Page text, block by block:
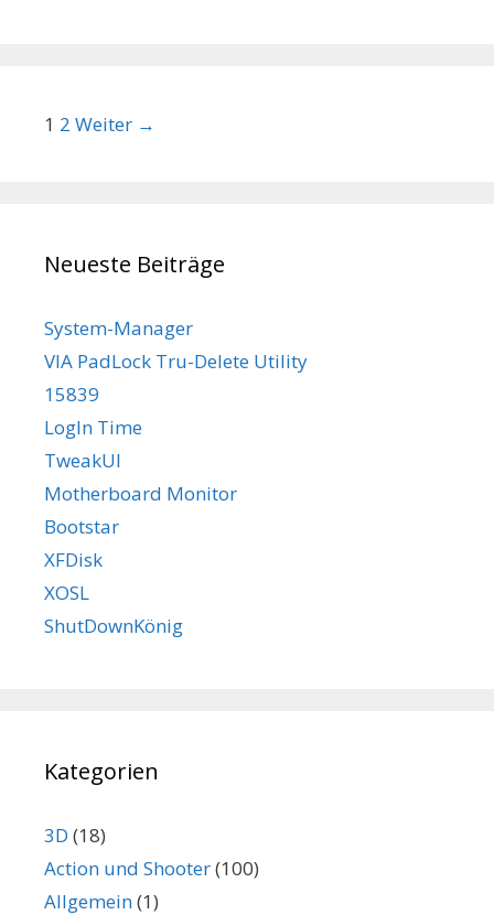
Beitrags-Navigation
1 2 Weiter →
Neueste Beiträge
System-Manager
VIA PadLock Tru-Delete Utility
15839
LogIn Time
TweakUI
Motherboard Monitor
Bootstar
XFDisk
XOSL
ShutDownKönig
Kategorien
3D (18)
Action und Shooter(100)
Allgemein(1)